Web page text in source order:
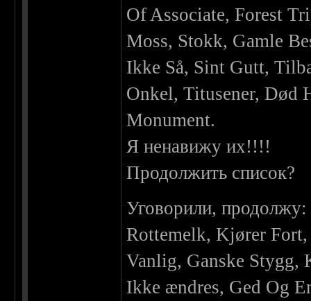
Of Associate, Forest
Moss, Stokk, Gamle
Ikke Så, Sint Gutt,
Onkel, Titusener, Død
Monument.
Я ненавижу их!!!!
Продолжить список?
Уговорили, продолжу:
Rottemelk, Kjører Fort,
Vanlig, Ganske Stygg,
Ikke ændres, Ged Og